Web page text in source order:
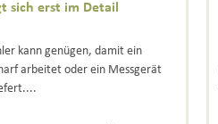
sich erst im Detail
kann genügen, damit ein
arbeitet oder ein Messgerät